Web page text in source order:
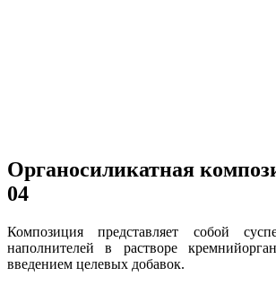
Органосиликатная
04
Композиция представляет собой
наполнителей в растворе
введением целевых добавок.